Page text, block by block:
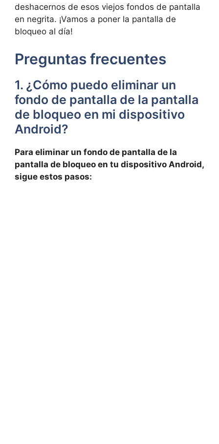
deshacernos de esos viejos ⁣fondos de​ pantalla
en negrita. ¡Vamos a ⁣poner la ‌pantalla de
bloqueo al día!⁣
Preguntas frecuentes
1. ¿Cómo puedo eliminar un
fondo de pantalla de la pantalla
‌de⁣ bloqueo en mi dispositivo
Android?
Para eliminar un fondo de‍ pantalla de la
pantalla de ⁣bloqueo en tu dispositivo Android,
sigue‌ estos⁤ pasos: